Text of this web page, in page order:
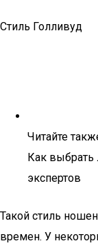
Стиль Голливуд
Читайте
Как выбрать
экспертов
Такой стиль
времен. У